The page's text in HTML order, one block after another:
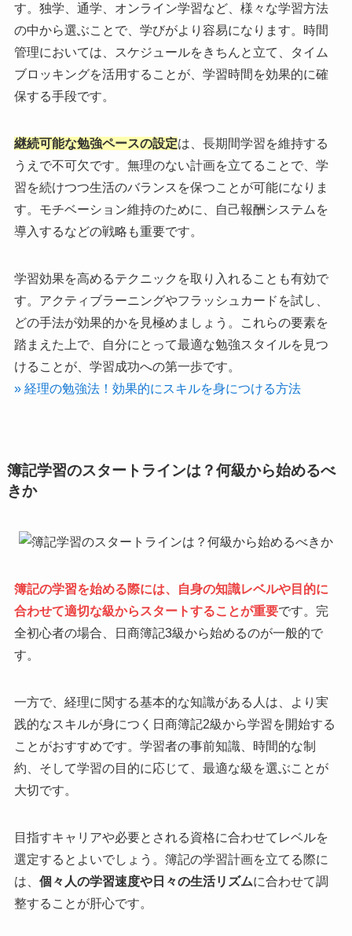
す。独学、通学、オンライン学習など、様々な学習方法
の中から選ぶことで、学びがより容易になります。時間
管理においては、スケジュールをきちんと立て、タイム
ブロッキングを活用することが、学習時間を効果的に確
保する手段です。
継続可能な勉強ペースの設定は、長期間学習を維持する
うえで不可欠です。無理のない計画を立てることで、学
習を続けつつ生活のバランスを保つことが可能になりま
す。モチベーション維持のために、自己報酬システムを
導入するなどの戦略も重要です。
学習効果を高めるテクニックを取り入れることも有効で
す。アクティブラーニングやフラッシュカードを試し、
どの手法が効果的かを見極めましょう。これらの要素を
踏まえた上で、自分にとって最適な勉強スタイルを見つ
けることが、学習成功への第一歩です。
» 経理の勉強法！効果的にスキルを身につける方法
簿記学習のスタートラインは？何級から始めるべ
きか
簿記の学習を始める際には、自身の知識レベルや目的に
合わせて適切な級からスタートすることが重要です。完
全初心者の場合、日商簿記3級から始めるのが一般的で
す。
一方で、経理に関する基本的な知識がある人は、より実
践的なスキルが身につく日商簿記2級から学習を開始する
ことがおすすめです。学習者の事前知識、時間的な制
約、そして学習の目的に応じて、最適な級を選ぶことが
大切です。
目指すキャリアや必要とされる資格に合わせてレベルを
選定するとよいでしょう。簿記の学習計画を立てる際に
は、 個々人の学習速度や日々の生活リズムに合わせて調
整することが肝心です。